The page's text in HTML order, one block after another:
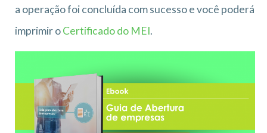
a operação foi concluída com sucesso e você poderá
imprimir oCertificado do MEI.